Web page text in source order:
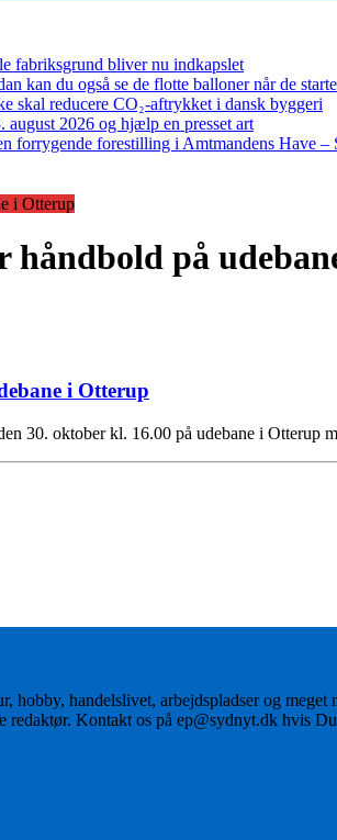
fabriksgrund bliver nu indkapslet
kan du også se de flotte balloner når de
skal reducere CO₂-aftrykket i dansk byggeri
2026 og hjælp en presset art
forestilling i Amtmandens Have –
i Otterup
på
i Otterup
30. oktober kl. 16.00 på udebane i
hobby, handelslivet, arbejdspladser og
redaktør. Kontakt os på ep@sydnyt.dk hvis